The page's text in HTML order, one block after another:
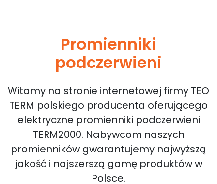
Promienniki
podczerwieni
Witamy na stronie internetowej firmy TEO
TERM polskiego producenta oferującego
elektryczne promienniki podczerwieni
TERM2000. Nabywcom naszych
promienników gwarantujemy najwyższą
jakość i najszerszą gamę produktów w
Polsce.